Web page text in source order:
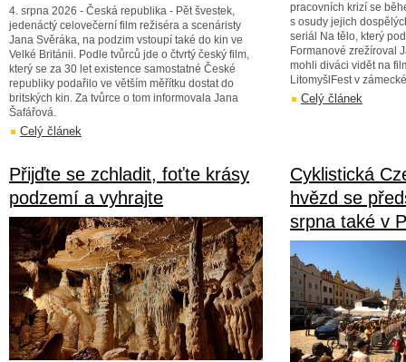
4. srpna 2026 - Česká republika - Pět švestek,
jedenáctý celovečerní film režiséra a scenáristy
Jana Svěráka, na podzim vstoupí také do kin ve
Velké Británii. Podle tvůrců jde o čtvrtý český film,
který se za 30 let existence samostatné České
republiky podařilo ve větším měřítku dostat do
britských kin. Za tvůrce o tom informovala Jana
Šafářová.
Celý článek
pracovních krizí se
s osudy jejich
seriál Na tělo, který
Formanové zrežíroval
mohli diváci vidět na
LitomyšlFest v
Celý článek
Přijďte se zchladit, foťte krásy
podzemí a vyhrajte
Cyklistická
hvězd se
srpna také v